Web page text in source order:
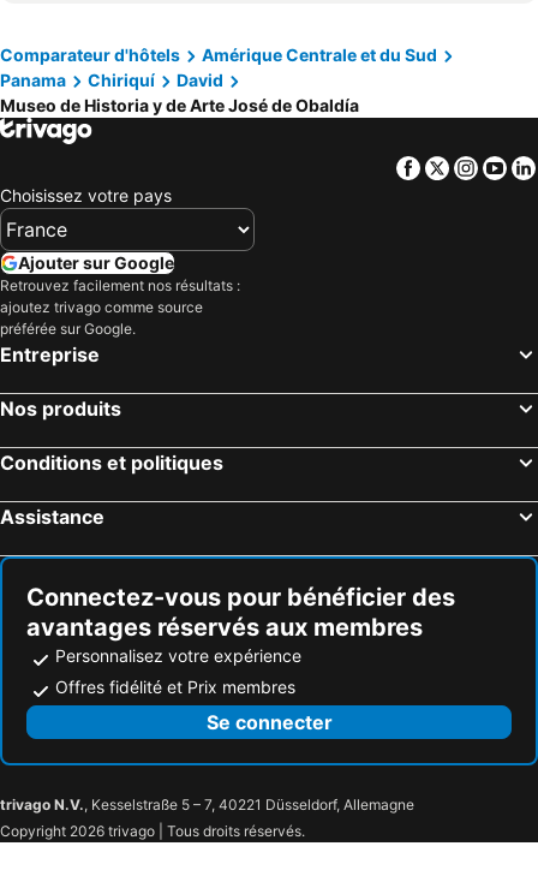
Palmar Sur Airport
Reserva Forestal La Yeguada
Limón International Airport
Comparateur d'hôtels
Amérique Centrale et du Sud
Panama
Chiriquí
David
Museo de Historia y de Arte José de Obaldía
Facebook
Twitter
Choisissez votre pays
Ajouter sur Google
Retrouvez facilement nos résultats :
ajoutez trivago comme source
préférée sur Google.
Entreprise
Nos produits
Conditions et politiques
Assistance
Connectez-vous pour bénéficier des
avantages réservés aux membres
Personnalisez votre expérience
Offres fidélité et Prix membres
Se connecter
trivago N.V., Kesselstraße 5 – 7, 40221 Düsseldorf, Allemagne
Copyright 2026 trivago | Tous droits réservés.